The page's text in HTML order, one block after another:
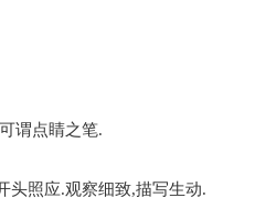
谓点睛之笔.
头照应.观察细致,描写生动.